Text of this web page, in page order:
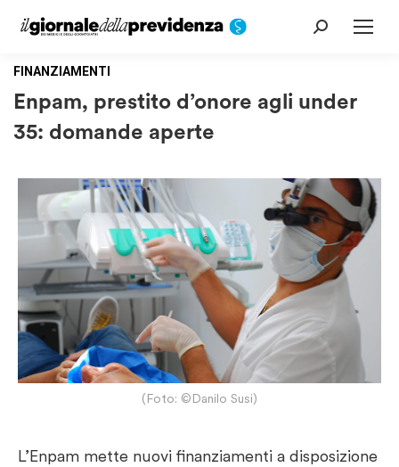
Cerca:
FINANZIAMENTI
Enpam, prestito d’onore agli under
35: domande aperte
(Foto: ©Danilo Susi)
L’Enpam mette nuovi finanziamenti a disposizione